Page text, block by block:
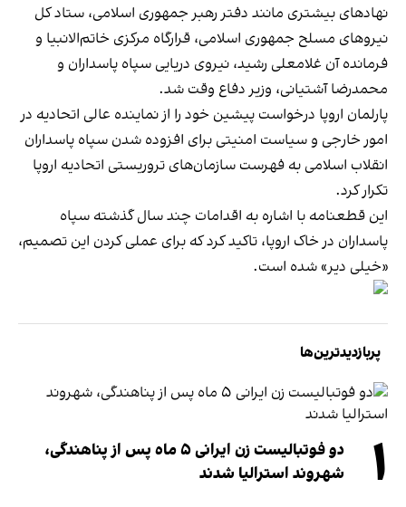
نهادهای بیشتری مانند دفتر رهبر جمهوری اسلامی، ستاد کل
نیروهای مسلح جمهوری اسلامی، قرارگاه مرکزی خاتم‌الانبیا و
فرمانده آن غلامعلی رشید، نیروی دریایی سپاه پاسداران و
محمدرضا آشتیانی، وزیر دفاع وقت شد.
پارلمان اروپا درخواست پیشین خود را از نماینده عالی اتحادیه در
امور خارجی و سیاست امنیتی برای افزوده شدن سپاه پاسداران
انقلاب اسلامی به فهرست سازمان‌های تروریستی اتحادیه اروپا
تکرار کرد.
این قطعنامه با اشاره به اقدامات چند سال گذشته سپاه
پاسداران در خاک اروپا، تاکید کرد که برای عملی کردن این تصمیم،
«خیلی دیر» شده است.
پربازدیدترین‌ها
۱
دو فوتبالیست زن ایرانی ۵ ماه پس از پناهندگی،
شهروند استرالیا شدند